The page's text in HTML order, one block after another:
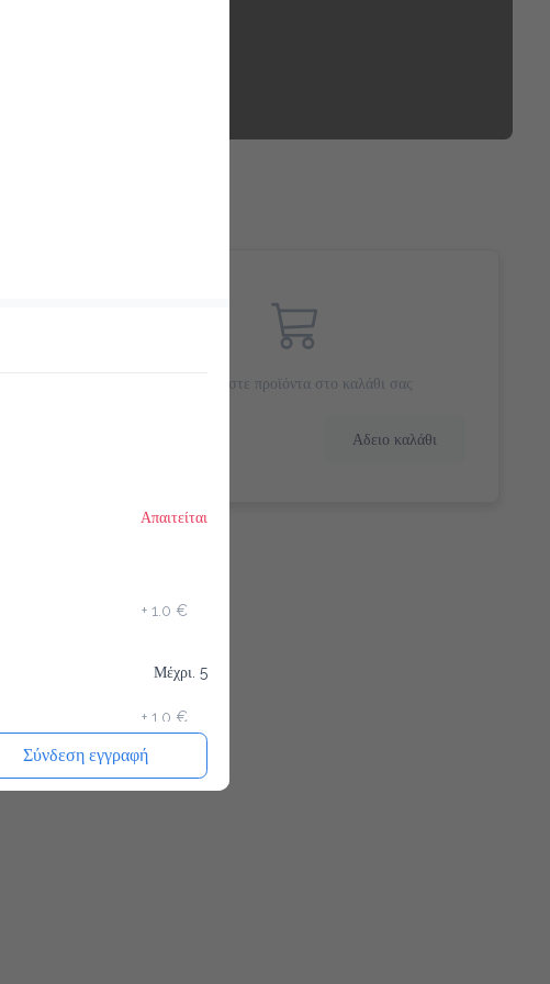
Προσθέστε προϊόντα στο καλάθι σας
Αδειο καλάθι
Απαιτείται
+ 1.0 €
Μέχρι. 5
+ 1.0 €
+
Σύνδεση εγγραφή